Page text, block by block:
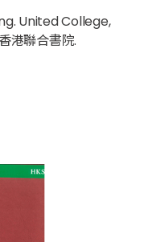
United College,
港聯合書院.